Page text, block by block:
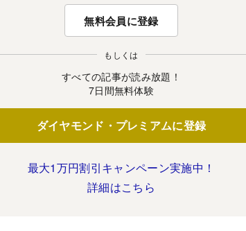
無料会員に登録
もしくは
すべての記事が読み放題！
7日間無料体験
ダイヤモンド・プレミアムに登録
最大1万円割引キャンペーン実施中！
詳細はこちら